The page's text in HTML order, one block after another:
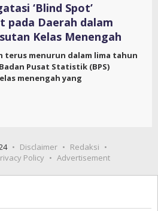
‘Blind Spot’
pada Daerah dalam
Kelas Menengah
terus menurun dalam lima tahun
Pusat Statistik (BPS)
menengah yang
Disclaimer
Redaksi
Policy Advertisement